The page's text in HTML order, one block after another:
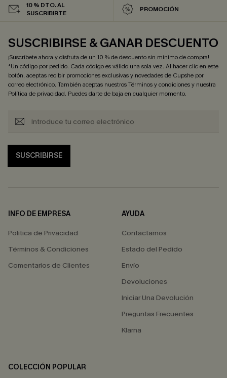
10 % DTO. AL
SUSCRIBIRTE
PROMOCIÓN
SUSCRIBIRSE & GANAR DESCUENTO
¡Suscríbete ahora y disfruta de un 10 % de descuento sin mínimo de compra!
*Un código por pedido. Cada código es válido una sola vez. Al hacer clic en este
botón, aceptas recibir promociones exclusivas y novedades de Cupshe por
correo electrónico. También aceptas nuestrosTérminos y condicionesy nuestra
Política de privacidad. Puedes darte de baja en cualquier momento.
SUSCRIBIRSE
INFO DE EMPRESA
Política de Privacidad
Términos & Condiciones
Comentarios de Clientes
AYUDA
Contactarnos
Estado del Pedido
Envío
Devoluciones
Iniciar Una Devolución
Preguntas Frecuentes
Klarna
COLECCIÓN POPULAR